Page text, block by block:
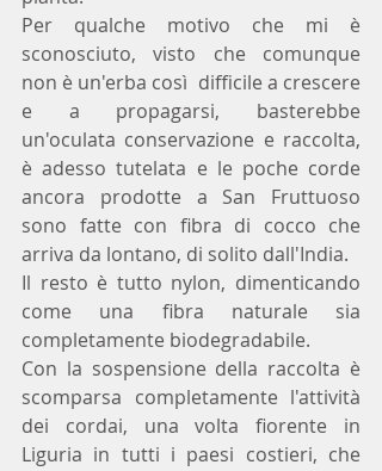
Per qualche motivo che mi è
sconosciuto, visto che comunque
non è un'erba così  difficile a crescere
e a propagarsi, basterebbe
un'oculata conservazione e raccolta,
è adesso tutelata e le poche corde
ancora prodotte a San Fruttuoso
sono fatte con fibra di cocco che
arriva da lontano, di solito dall'India.
Il resto è tutto nylon, dimenticando
come una fibra naturale sia
completamente biodegradabile.
Con la sospensione della raccolta è
scomparsa completamente l'attività
dei cordai, una volta fiorente in
Liguria in tutti i paesi costieri, che